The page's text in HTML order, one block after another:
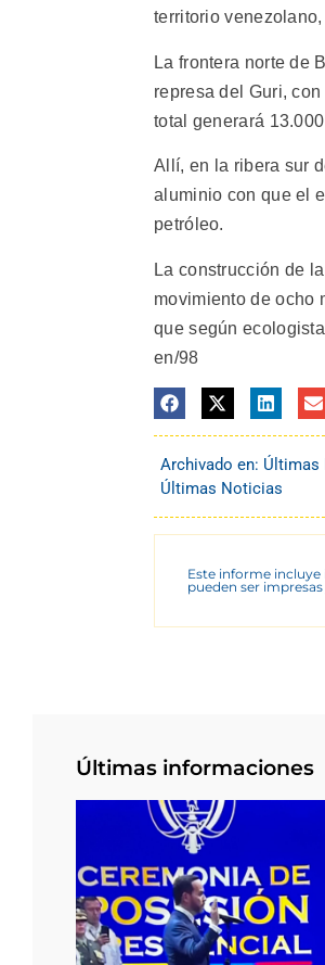
territorio
La frontera norte de
represa del Guri,
total generará
Allí, en la ribera sur
aluminio con que el
petróleo.
La construcción de
movimiento de ocho
que según
en/98
Archivado en: Últimas
Últimas Noticias
Este informe incluye
pueden ser
Últimas informaciones